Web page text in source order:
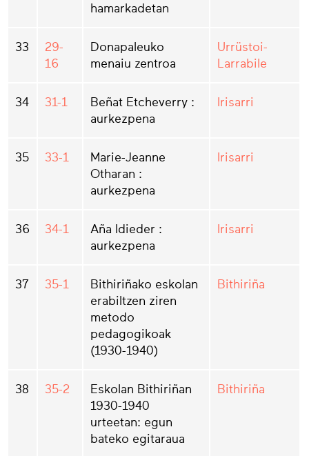
hamarkadetan
33
29-
16
Donapaleuko
menaiu zentroa
Urrüstoi-
Larrabile
34 31-1
Beñat Etcheverry :
aurkezpena
Irisarri
35 33-1
Marie-Jeanne
Otharan :
aurkezpena
Irisarri
36 34-1
Aña Idieder :
aurkezpena
Irisarri
37 35-1
Bithiriñako eskolan
erabiltzen ziren
metodo
pedagogikoak
(1930-1940)
Bithiriña
38 35-2
Eskolan Bithiriñan
1930-1940
urteetan: egun
bateko egitaraua
Bithiriña